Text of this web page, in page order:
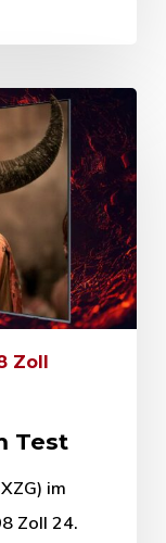
Zoll
Test
im
Zoll 24.